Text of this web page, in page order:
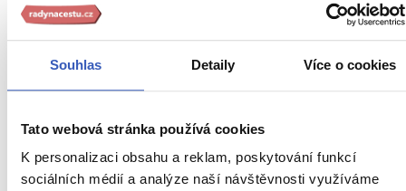
Souhlas Detaily Více o cookies
Tato webová stránka používá cookies
K personalizaci obsahu a reklam, poskytování funkcí
sociálních médií a analýze naší návštěvnosti využíváme
To nejlepší z Londýna + WINDSOR
Vstupenka do Windsoru v ceně zájezdu
Z OSTRAVY HOTEL V LONDÝNĚ
SNÍDANĚ Anglie / Velká Británie